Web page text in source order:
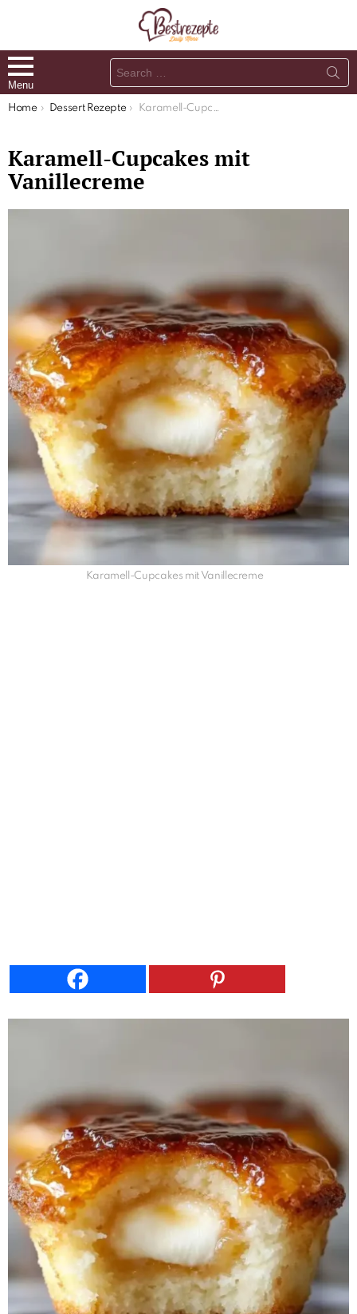
Menu
Search
for:
You are here:
Home Dessert Rezepte Karamell-Cupcakes mit Vanillecreme
Karamell-Cupcakes mit
Vanillecreme
Karamell-Cupcakes mit Vanillecreme